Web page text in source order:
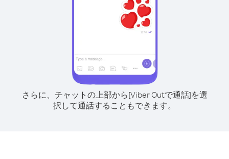
さらに、チャットの上部から[Viber Outで通話]を選
択して通話することもできます。